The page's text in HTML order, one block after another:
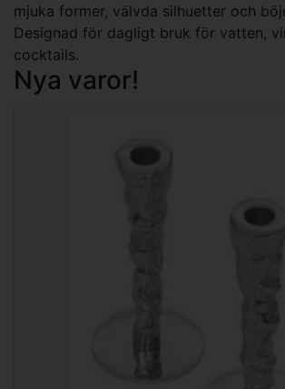
mjuka former, välvda silhuetter och
Designad för dagligt bruk för vatten,
cocktails.
Nya varor!